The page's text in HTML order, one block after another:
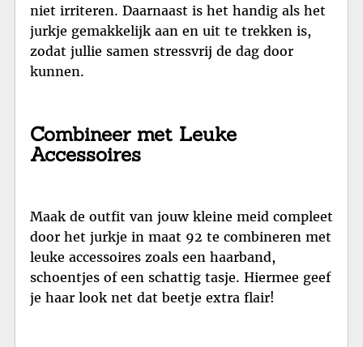
niet irriteren. Daarnaast is het handig als het
jurkje gemakkelijk aan en uit te trekken is,
zodat jullie samen stressvrij de dag door
kunnen.
Combineer met Leuke
Accessoires
Maak de outfit van jouw kleine meid compleet
door het jurkje in maat 92 te combineren met
leuke accessoires zoals een haarband,
schoentjes of een schattig tasje. Hiermee geef
je haar look net dat beetje extra flair!